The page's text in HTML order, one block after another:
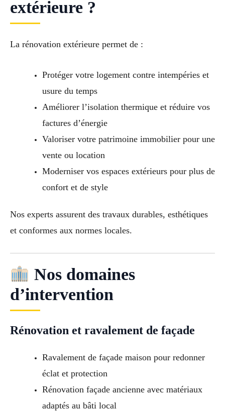
extérieure ?
La rénovation extérieure permet de :
Protéger votre logement contre intempéries et
usure du temps
Améliorer l’isolation thermique et réduire vos
factures d’énergie
Valoriser votre patrimoine immobilier pour une
vente ou location
Moderniser vos espaces extérieurs pour plus de
confort et de style
Nos experts assurent des travaux durables, esthétiques
et conformes aux normes locales.
Nos domaines
d’intervention
Rénovation et ravalement de façade
Ravalement de façade maison pour redonner
éclat et protection
Rénovation façade ancienne avec matériaux
adaptés au bâti local